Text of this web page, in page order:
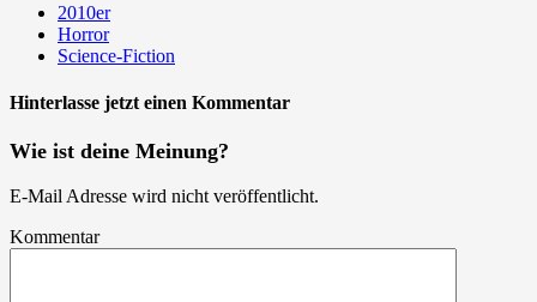
2010er
Horror
Science-Fiction
Hinterlasse jetzt einen Kommentar
Wie ist deine Meinung?
E-Mail Adresse wird nicht veröffentlicht.
Kommentar